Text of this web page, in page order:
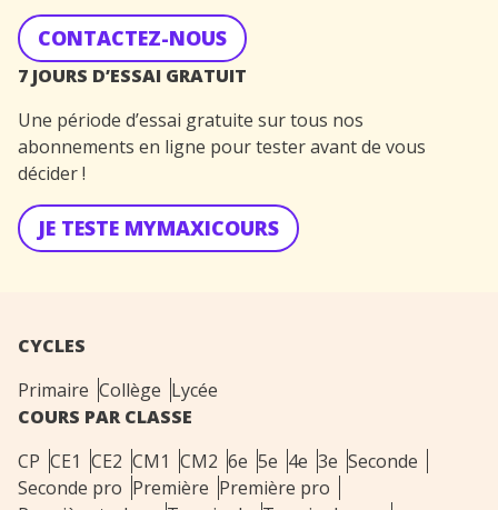
CONTACTEZ-NOUS
7 JOURS D’ESSAI GRATUIT
Une période d’essai gratuite sur tous nos
abonnements en ligne pour tester avant de vous
décider !
JE TESTE MYMAXICOURS
CYCLES
Primaire Collège Lycée
COURS PAR CLASSE
CP CE1 CE2 CM1 CM2 6e 5e 4e 3e Seconde
Seconde pro Première Première pro